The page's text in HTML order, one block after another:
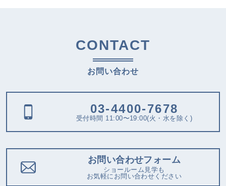
CONTACT
お問い合わせ
03-4400-7678
受付時間 11:00〜19:00(火・水を除く)
お問い合わせフォーム
ショールーム見学も
お気軽にお問い合わせください